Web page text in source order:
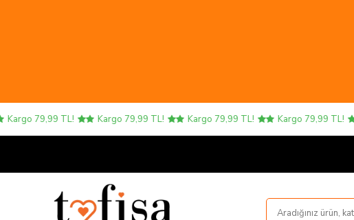
79,99 TL! Kargo 79,99 TL! Kargo 79,99 TL! Kargo 79,99 TL!